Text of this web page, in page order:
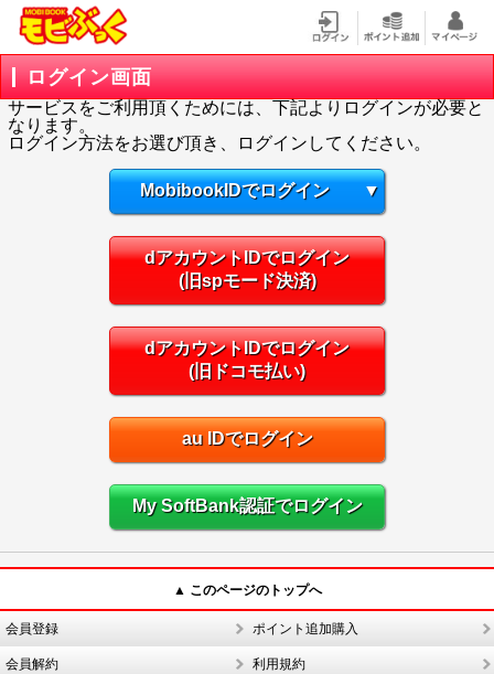
ログイン画面
サービスをご利用頂くためには、下記よりログインが必要と
なります。
ログイン方法をお選び頂き、ログインしてください。
MobibookIDでログイン ▼
dアカウントIDでログイン
(旧spモード決済)
dアカウントIDでログイン
(旧ドコモ払い)
au IDでログイン
My SoftBank認証でログイン
▲ このページのトップへ
会員登録 ポイント追加購入
会員解約 利用規約